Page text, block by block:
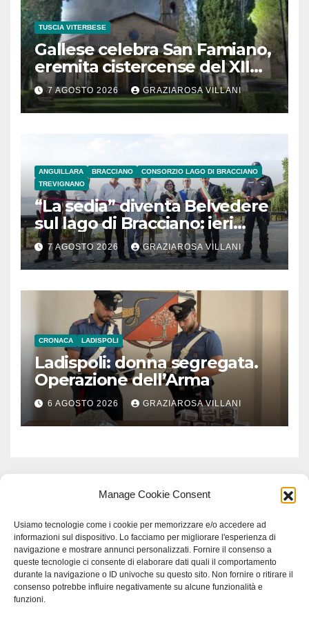
Manage Cookie Consent
Usiamo tecnologie come i cookie per memorizzare e/o accedere ad
informazioni sul dispositivo. Lo facciamo per migliorare l'esperienza di
navigazione e mostrare annunci personalizzati. Fornire il consenso a
queste tecnologie ci consente di elaborare dati quali il comportamento
durante la navigazione o ID univoche su questo sito. Non fornire o ritirare il
consenso potrebbe influire negativamente su alcune funzionalità e
funzioni.
TUSCIA VITERBESE
Gallese celebra San Famiano,
eremita cistercense del XII
secolo
7 AGOSTO 2026 GRAZIAROSA VILLANI
ANGUILLARA BRACCIANO
CONSORZIO LAGO DI BRACCIANO
TREVIGNANO
“La sedia” diventa Belvedere
sul lago di Bracciano: ieri
l’inaugurazione
7 AGOSTO 2026 GRAZIAROSA VILLANI
CRONACA LADISPOLI
Ladispoli: donna segregata.
Operazione dell’Arma
6 AGOSTO 2026 GRAZIAROSA VILLANI